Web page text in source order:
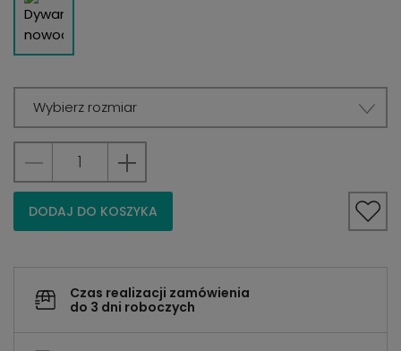
Wybierz rozmiar
DODAJ DO KOSZYKA
Czas realizacji zamówienia
do 3 dni roboczych